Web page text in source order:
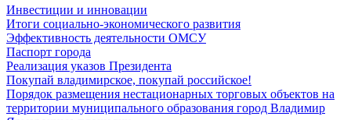
Инвестиции и инновации
Итоги социально-экономического развития
Эффективность деятельности ОМСУ
Паспорт города
Реализация указов Президента
Покупай владимирское, покупай российское!
Порядок размещения нестационарных торговых объектов на
территории муниципального образования город Владимир